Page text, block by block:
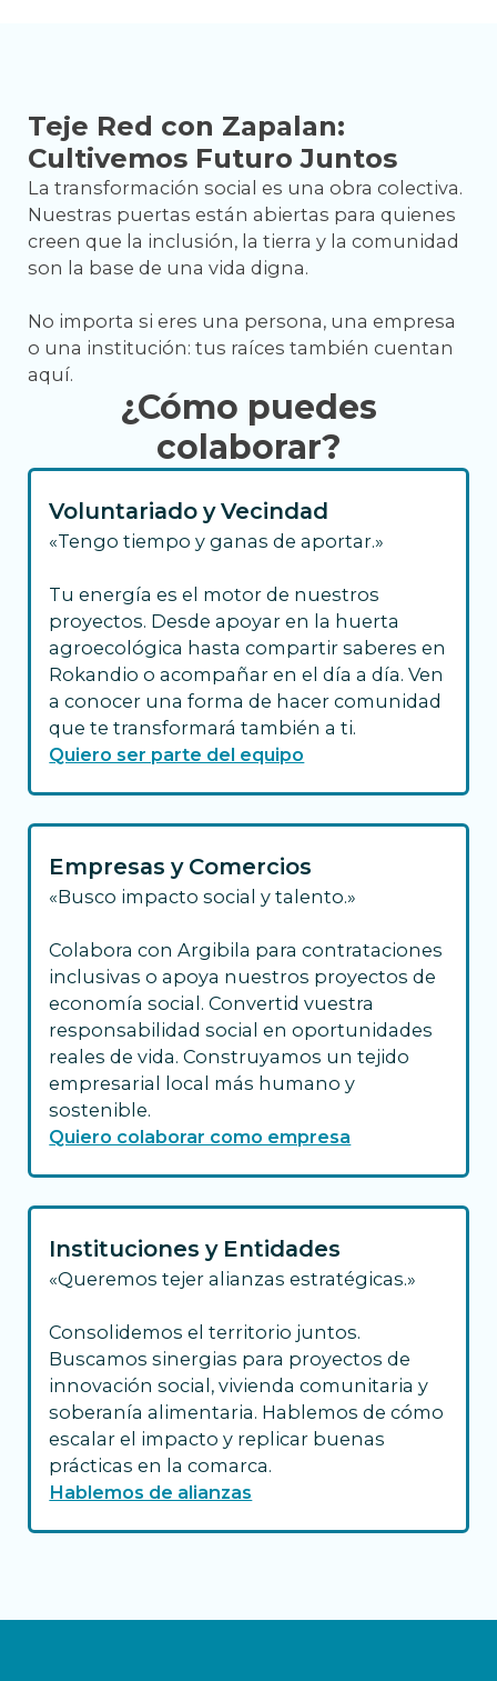
Teje Red con Zapalan:
Cultivemos Futuro Juntos
La transformación social es una obra colectiva.
Nuestras puertas están abiertas para quienes
creen que la inclusión, la tierra y la comunidad
son la base de una vida digna.
No importa si eres una persona, una empresa
o una institución: tus raíces también cuentan
aquí.
¿Cómo puedes
colaborar?
Voluntariado y Vecindad
«Tengo tiempo y ganas de aportar.»
Tu energía es el motor de nuestros
proyectos. Desde apoyar en la huerta
agroecológica hasta compartir saberes en
Rokandio o acompañar en el día a día. Ven
a conocer una forma de hacer comunidad
que te transformará también a ti.
Quiero ser parte del equipo
Empresas y Comercios
«Busco impacto social y talento.»
Colabora con Argibila para contrataciones
inclusivas o apoya nuestros proyectos de
economía social. Convertid vuestra
responsabilidad social en oportunidades
reales de vida. Construyamos un tejido
empresarial local más humano y
sostenible.
Quiero colaborar como empresa
Instituciones y Entidades
«Queremos tejer alianzas estratégicas.»
Consolidemos el territorio juntos.
Buscamos sinergias para proyectos de
innovación social, vivienda comunitaria y
soberanía alimentaria. Hablemos de cómo
escalar el impacto y replicar buenas
prácticas en la comarca.
Hablemos de alianzas